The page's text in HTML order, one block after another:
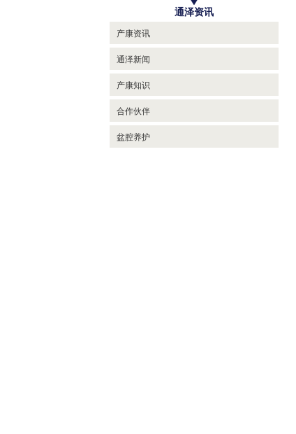
私密项目电极片
产后康复治疗仪
脉冲盆底磁训练仪
子宫复旧仪器
产后康复乳房电极片
通泽资讯
产康资讯
通泽新闻
产康知识
合作伙伴
盆腔养护